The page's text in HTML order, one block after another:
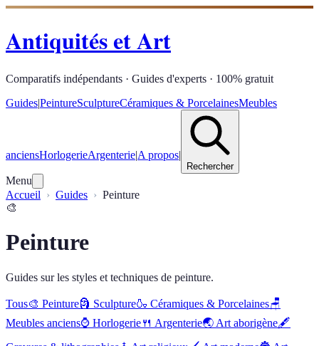
Antiquités et Art
Comparatifs indépendants · Guides d'experts · 100% gratuit
Guides|PeintureSculptureCéramiques & PorcelainesMeubles
anciensHorlogerieArgenterie|A propos|
Rechercher
Menu
Accueil
Guides
Peinture
🎨
Peinture
Guides sur les styles et techniques de peinture.
Tous🎨 Peinture🗿 Sculpture🍶 Céramiques & Porcelaines🪑
Meubles anciens⌚ Horlogerie🍴 Argenterie🌏 Art aborigène🖋️